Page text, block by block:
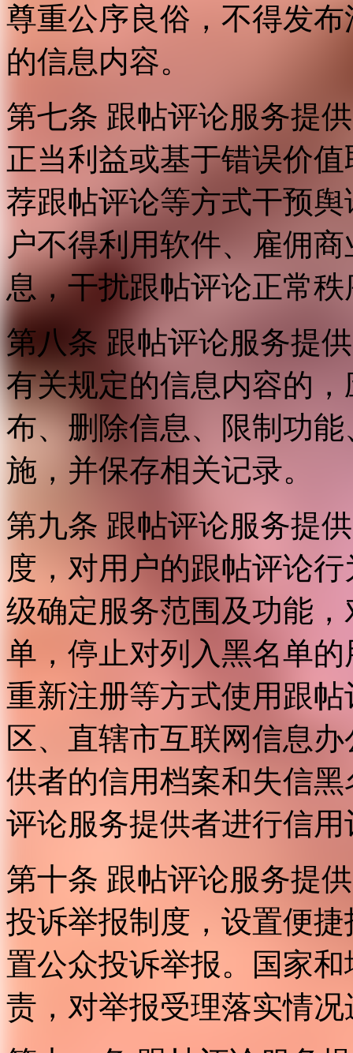
尊重公序良俗，不得发
的信息内容。
第七条 跟帖评论服务提
正当利益或基于错误价
荐跟帖评论等方式干预
户不得利用软件、雇佣
息，干扰跟帖评论正常
第八条 跟帖评论服务提
有关规定的信息内容的
布、删除信息、限制功
施，并保存相关记录。
第九条 跟帖评论服务提
度，对用户的跟帖评论
级确定服务范围及功能
单，停止对列入黑名单
重新注册等方式使用跟
区、直辖市互联网信息
供者的信用档案和失信
评论服务提供者进行信用
第十条 跟帖评论服务提
投诉举报制度，设置便
置公众投诉举报。国家
责，对举报受理落实情